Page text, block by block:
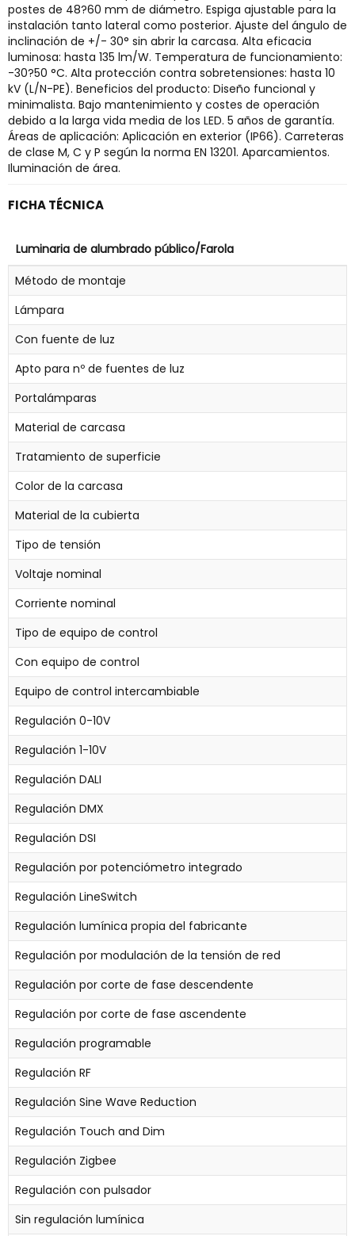
postes de 48?60 mm de diámetro. Espiga ajustable para la
instalación tanto lateral como posterior. Ajuste del ángulo de
inclinación de +/- 30° sin abrir la carcasa. Alta eficacia
luminosa: hasta 135 lm/W. Temperatura de funcionamiento:
-30?50 °C. Alta protección contra sobretensiones: hasta 10
kV (L/N-PE). Beneficios del producto: Diseño funcional y
minimalista. Bajo mantenimiento y costes de operación
debido a la larga vida media de los LED. 5 años de garantía.
Áreas de aplicación: Aplicación en exterior (IP66). Carreteras
de clase M, C y P según la norma EN 13201. Aparcamientos.
Iluminación de área.
FICHA TÉCNICA
Luminaria de alumbrado público/Farola
Método de montaje
Lámpara
Con fuente de luz
Apto para nº de fuentes de luz
Portalámparas
Material de carcasa
Tratamiento de superficie
Color de la carcasa
Material de la cubierta
Tipo de tensión
Voltaje nominal
Corriente nominal
Tipo de equipo de control
Con equipo de control
Equipo de control intercambiable
Regulación 0-10V
Regulación 1-10V
Regulación DALI
Regulación DMX
Regulación DSI
Regulación por potenciómetro integrado
Regulación LineSwitch
Regulación lumínica propia del fabricante
Regulación por modulación de la tensión de red
Regulación por corte de fase descendente
Regulación por corte de fase ascendente
Regulación programable
Regulación RF
Regulación Sine Wave Reduction
Regulación Touch and Dim
Regulación Zigbee
Regulación con pulsador
Sin regulación lumínica